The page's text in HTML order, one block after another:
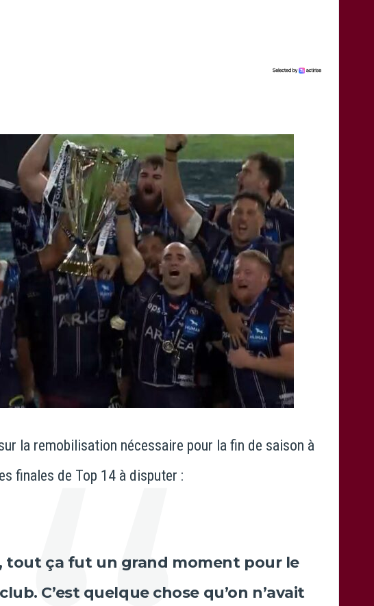
la remobilisation nécessaire pour la fin de saison à
finales de Top 14 à disputer :
tout ça fut un grand moment pour le
C’est quelque chose qu’on n’avait